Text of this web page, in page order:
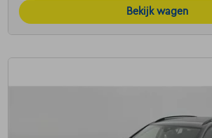
Bekijk wagen